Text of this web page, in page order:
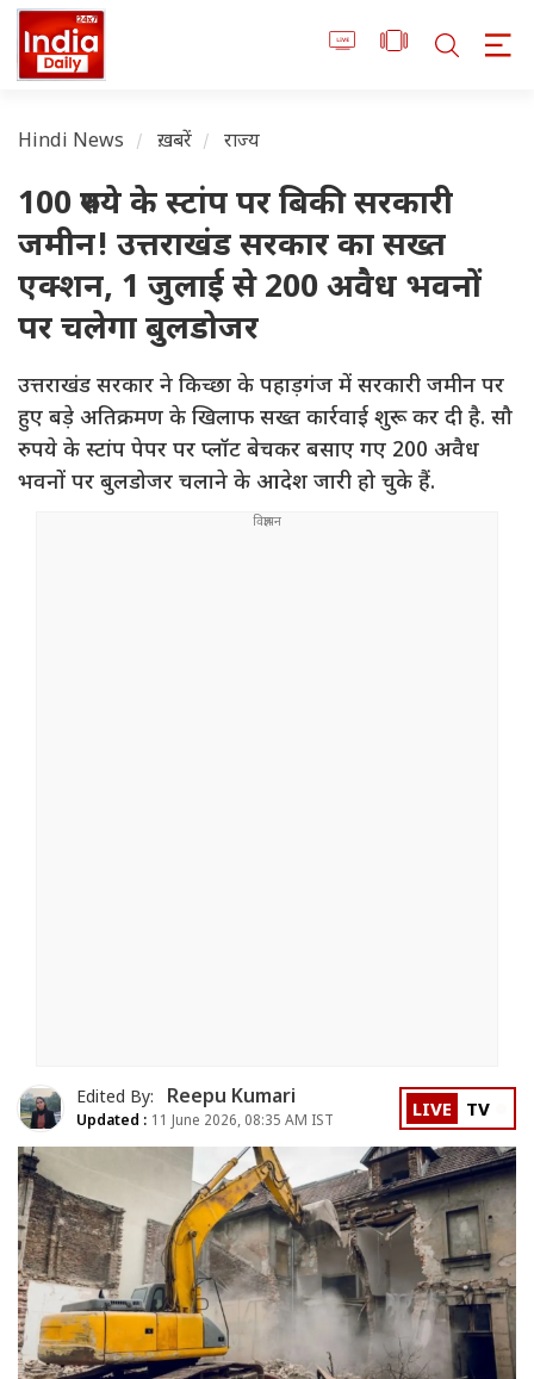
Hindi News ख़बरें राज्य
100 रुपये के स्टांप पर बिकी सरकारी
जमीन! उत्तराखंड सरकार का सख्त
एक्शन, 1 जुलाई से 200 अवैध भवनों
पर चलेगा बुलडोजर
उत्तराखंड सरकार ने किच्छा के पहाड़गंज में सरकारी जमीन पर
हुए बड़े अतिक्रमण के खिलाफ सख्त कार्रवाई शुरू कर दी है. सौ
रुपये के स्टांप पेपर पर प्लॉट बेचकर बसाए गए 200 अवैध
भवनों पर बुलडोजर चलाने के आदेश जारी हो चुके हैं.
Edited By: Reepu Kumari
Updated : 11 June 2026, 08:35 AM IST LIVE TV